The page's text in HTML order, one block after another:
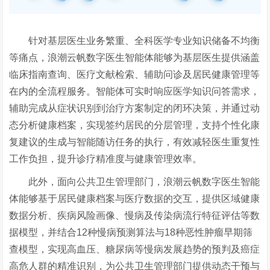
针对基层医生业务繁重、全科医学专业知识储备不均衡
等痛点，浪潮云帆数字医生智能体能够为基层医生提供涵盖
临床指南查询、医疗文献检索、辅助问诊及居民健康管理等
在内的全流程服务。智能体可实时响应医学知识问答需求，
辅助完成从症状识别到治疗方案制定的闭环决策，并通过动
态分析健康档案，实现签约居民的分层管理，支持个性化康
复建议的生成与智能随访任务的执行，有效减轻医生重复性
工作负担，提升诊疗精准度与健康管理效率。
此外，面向公共卫生管理部门，浪潮云帆数字医生智能
体能够基于居民健康档案与医疗数据的交互，提供区域健康
数据分析、疾病风险画像、慢病及传染病流行特征评估等数
据模型，并结合12种慢病预测算法与18种恶性肿瘤早期筛
查模型，实现高血压、糖尿病等慢病发展趋势的预判及癌症
高危人群的精准识别，为公共卫生管理部门提供动态干预与